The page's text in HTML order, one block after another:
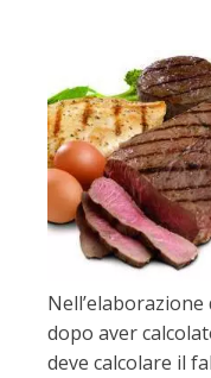
dopo aver
deve calcolare il